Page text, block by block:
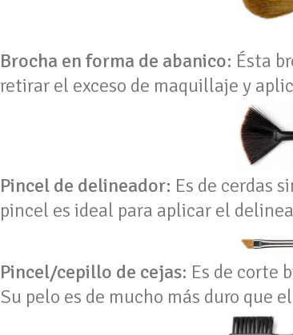
Brocha en forma de abanico: Ésta
retirar el exceso de maquillaje y
Pincel de delineador: Es de cerdas
pincel es ideal para aplicar el
Pincel/cepillo de cejas: Es de corte
Su pelo es de mucho más duro que